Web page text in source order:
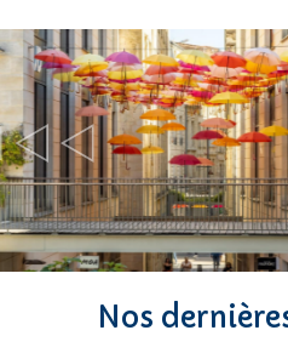
Previous
Nos